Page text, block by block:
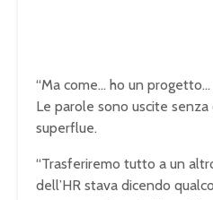
“Ma come… ho un
Le parole sono uscite
superflue.
“Trasferiremo tutto a un
dell’HR stava dicendo